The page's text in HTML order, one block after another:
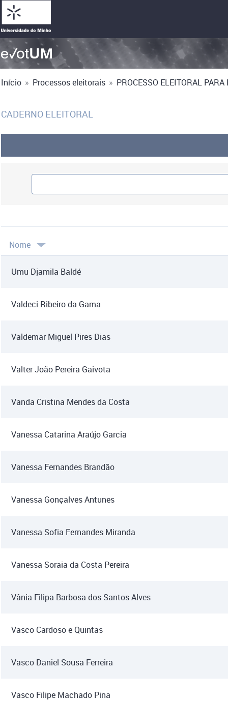
Início » Processos eleitorais » PROCESSO ELEITORAL
CADERNO ELEITORAL
Nome
Umu Djamila Baldé
Valdeci Ribeiro da Gama
Valdemar Miguel Pires Dias
Valter João Pereira Gaivota
Vanda Cristina Mendes da Costa
Vanessa Catarina Araújo Garcia
Vanessa Fernandes Brandão
Vanessa Gonçalves Antunes
Vanessa Sofia Fernandes Miranda
Vanessa Soraia da Costa Pereira
Vânia Filipa Barbosa dos Santos Alves
Vasco Cardoso e Quintas
Vasco Daniel Sousa Ferreira
Vasco Filipe Machado Pina